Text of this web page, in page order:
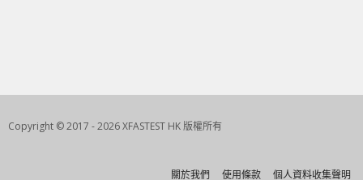
Copyright © 2017 - 2026 XFASTEST HK 版權所有
關於我們 使用條款 個人資料收集聲明